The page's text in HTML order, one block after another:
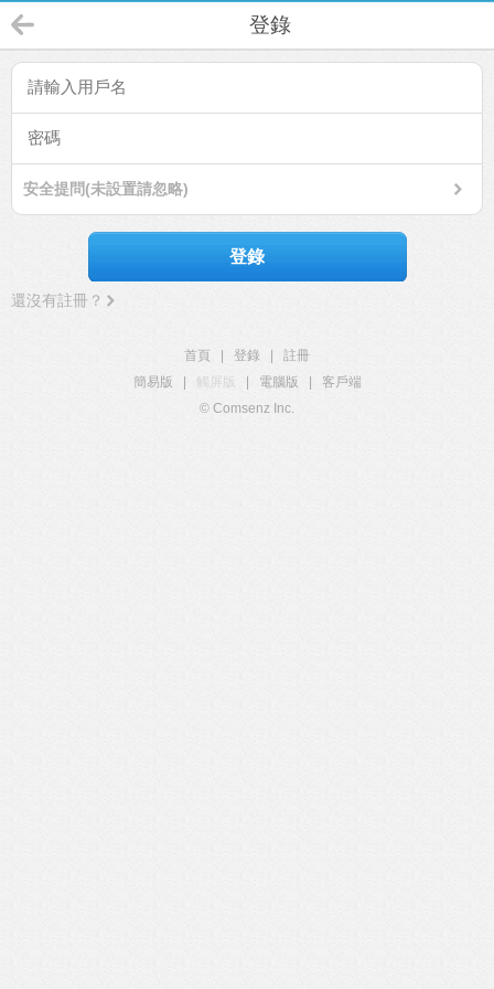
登錄
安全提問(未設置請忽略)
登錄
還沒有註冊？
首頁 登錄
註冊
簡易版
觸屏版 電腦版
客戶端
© Comsenz Inc.